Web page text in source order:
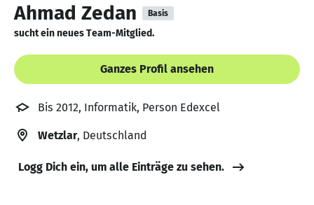
Ahmad Zedan Basis
sucht ein neues Team-Mitglied.
Ganzes Profil ansehen
Bis 2012, Informatik, Person Edexcel
Wetzlar, Deutschland
Logg Dich ein, um alle Einträge zu sehen.